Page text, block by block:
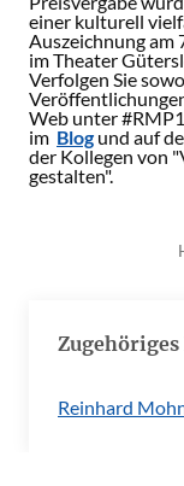
einer kulturell
Auszeichnung am
im Theater
Verfolgen Sie
Web unter
im Blog und auf
der Kollegen von
gestalten".
Reinhard